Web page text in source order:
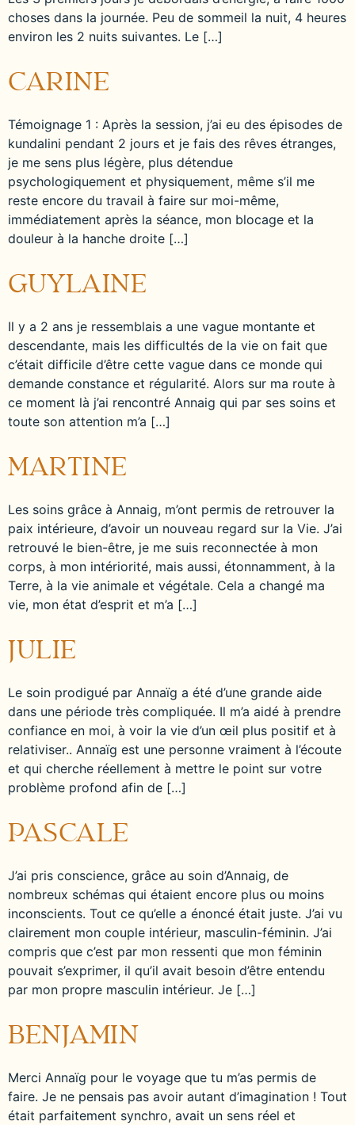
choses dans la journée. Peu de sommeil la nuit, 4 heures
environ les 2 nuits suivantes. Le […]
CARINE
Témoignage 1 : Après la session, j’ai eu des épisodes de
kundalini pendant 2 jours et je fais des rêves étranges,
je me sens plus légère, plus détendue
psychologiquement et physiquement, même s’il me
reste encore du travail à faire sur moi-même,
immédiatement après la séance, mon blocage et la
douleur à la hanche droite […]
GUYLAINE
Il y a 2 ans je ressemblais a une vague montante et
descendante, mais les difficultés de la vie on fait que
c’était difficile d’être cette vague dans ce monde qui
demande constance et régularité. Alors sur ma route à
ce moment là j’ai rencontré Annaig qui par ses soins et
toute son attention m’a […]
MARTINE
Les soins grâce à Annaig, m’ont permis de retrouver la
paix intérieure, d’avoir un nouveau regard sur la Vie. J’ai
retrouvé le bien-être, je me suis reconnectée à mon
corps, à mon intériorité, mais aussi, étonnamment, à la
Terre, à la vie animale et végétale. Cela a changé ma
vie, mon état d’esprit et m’a […]
JULIE
Le soin prodigué par Annaïg a été d’une grande aide
dans une période très compliquée. Il m’a aidé à prendre
confiance en moi, à voir la vie d’un œil plus positif et à
relativiser.. Annaïg est une personne vraiment à l’écoute
et qui cherche réellement à mettre le point sur votre
problème profond afin de […]
PASCALE
J’ai pris conscience, grâce au soin d’Annaig, de
nombreux schémas qui étaient encore plus ou moins
inconscients. Tout ce qu’elle a énoncé était juste. J’ai vu
clairement mon couple intérieur, masculin-féminin. J’ai
compris que c’est par mon ressenti que mon féminin
pouvait s’exprimer, il qu’il avait besoin d’être entendu
par mon propre masculin intérieur. Je […]
BENJAMIN
Merci Annaïg pour le voyage que tu m’as permis de
faire. Je ne pensais pas avoir autant d’imagination ! Tout
était parfaitement synchro, avait un sens réel et